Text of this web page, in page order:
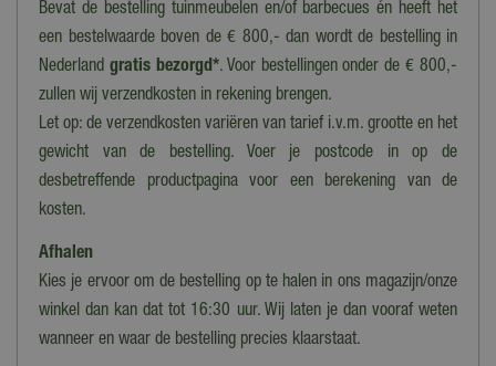
45 cm
Breedte
45 cm
Hoogte
7 cm
Bevat de bestelling tuinmeubelen en/of barbecues én heeft het
een bestelwaarde boven de € 800,- dan wordt de bestelling in
Nederland gratis bezorgd*. Voor bestellingen onder de € 800,-
zullen wij verzendkosten in rekening brengen.
Let op: de verzendkosten variëren van tarief i.v.m. grootte en het
gewicht van de bestelling. Voer je postcode in op de
desbetreffende productpagina voor een berekening van de
kosten.
Afhalen
Kies je ervoor om de bestelling op te halen in ons magazijn/onze
winkel dan kan dat tot 16:30 uur. Wij laten je dan vooraf weten
wanneer en waar de bestelling precies klaarstaat.